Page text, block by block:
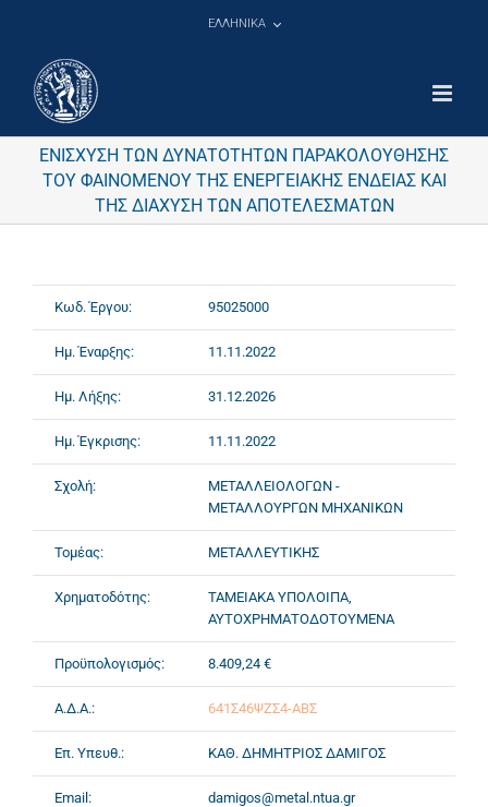
ΕΛΛΗΝΙΚΑ
ΕΝΙΣΧΥΣΗ ΤΩΝ ΔΥΝΑΤΟΤΗΤΩΝ ΠΑΡΑΚΟΛΟΥΘΗΣΗΣ
ΤΟΥ ΦΑΙΝΟΜΕΝΟΥ ΤΗΣ ΕΝΕΡΓΕΙΑΚΗΣ ΕΝΔΕΙΑΣ ΚΑΙ
ΤΗΣ ΔΙΑΧΥΣΗ ΤΩΝ ΑΠΟΤΕΛΕΣΜΑΤΩΝ
Κωδ. Έργου: 95025000
Ημ. Έναρξης: 11.11.2022
Ημ. Λήξης: 31.12.2026
Ημ. Έγκρισης: 11.11.2022
Σχολή:
ΜΕΤΑΛΛΕΙΟΛΟΓΩΝ -
ΜΕΤΑΛΛΟΥΡΓΩΝ ΜΗΧΑΝΙΚΩΝ
Τομέας: ΜΕΤΑΛΛΕΥΤΙΚΗΣ
Χρηματοδότης:
ΤΑΜΕΙΑΚΑ ΥΠΟΛΟΙΠΑ,
ΑΥΤΟΧΡΗΜΑΤΟΔΟΤΟΥΜΕΝΑ
Προϋπολογισμός: 8.409,24 €
Α.Δ.Α.: 641Σ46ΨΖΣ4-ΑΒΣ
Επ. Υπευθ.: ΚΑΘ. ΔΗΜΗΤΡΙΟΣ ΔΑΜΙΓΟΣ
Email: damigos@metal.ntua.gr